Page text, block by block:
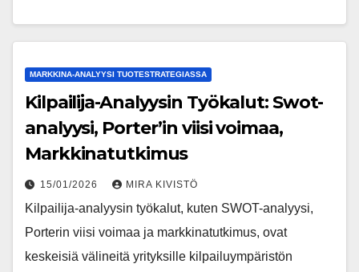
MARKKINA-ANALYYSI TUOTESTRATEGIASSA
Kilpailija-Analyysin Työkalut: Swot-
analyysi, Porter’in viisi voimaa,
Markkinatutkimus
15/01/2026 MIRA KIVISTÖ
Kilpailija-analyysin työkalut, kuten SWOT-analyysi,
Porterin viisi voimaa ja markkinatutkimus, ovat
keskeisiä välineitä yrityksille kilpailuympäristön